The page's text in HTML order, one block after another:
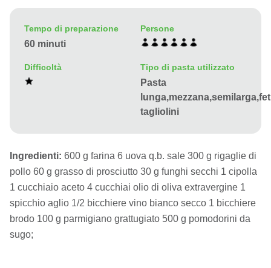
Tempo di preparazione
60 minuti
Persone
Difficoltà Tipo di pasta utilizzato
Pasta
tagliolini
Ingredienti: 600 g farina 6 uova q.b. sale 300 g rigaglie di
pollo 60 g grasso di prosciutto 30 g funghi secchi 1 cipolla
1 cucchiaio aceto 4 cucchiai olio di oliva extravergine 1
spicchio aglio 1/2 bicchiere vino bianco secco 1 bicchiere
brodo 100 g parmigiano grattugiato 500 g pomodorini da
sugo;